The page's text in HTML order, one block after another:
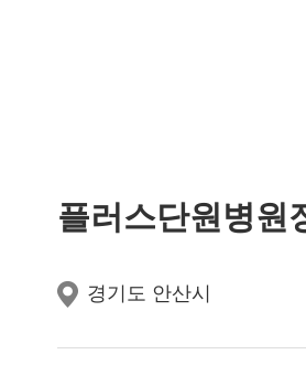
플러스단원병원
경기도 안산시